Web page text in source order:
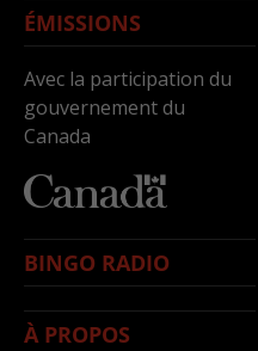
ÉMISSIONS
Avec la participation du
gouvernement du
Canada
BINGO RADIO
À PROPOS